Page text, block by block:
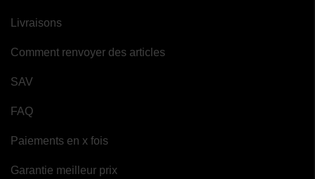
Livraisons
Comment renvoyer des articles
SAV
FAQ
Paiements en x fois
Garantie meilleur prix